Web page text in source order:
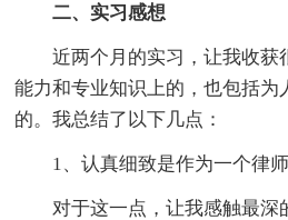
二、实习感想
近两个月的实习，让我收获
能力和专业知识上的，也包括为
的。我总结了以下几点：
1、认真细致是作为一个律师
对于这一点，让我感触最深